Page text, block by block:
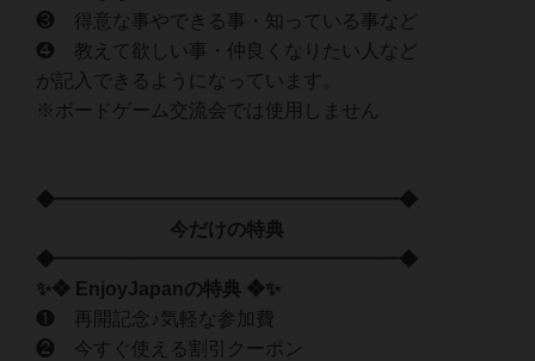
❸ 得意な事やできる事・知っている事など
❹ 教えて欲しい事・仲良くなりたい人など
が記入できるようになっています。
※ボードゲーム交流会では使用しません
◆━━━━━━━━━━━━━━━━━━◆
今だけの特典
◆━━━━━━━━━━━━━━━━━━◆
✨❖ EnjoyJapanの特典 ❖✨
❶ 再開記念♪気軽な参加費
❷ 今すぐ使える割引クーポン